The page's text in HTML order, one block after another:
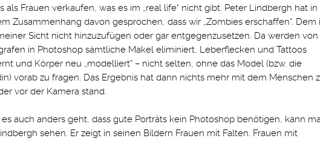
als Frauen verkaufen, was es im „real life“ nicht gibt. Peter Lindbergh hat in
Zusammenhang davon gesprochen, dass wir „Zombies erschaffen“. Dem
Sicht nicht hinzuzufügen oder gar entgegenzusetzen. Da werden von
in Photoshop sämtliche Makel eliminiert, Leberflecken und Tattoos
und Körper neu „modelliert“ – nicht selten, ohne das Model (bzw. die
vorab zu fragen. Das Ergebnis hat dann nichts mehr mit dem Menschen
vor der Kamera stand.
es auch anders geht, dass gute Porträts kein Photoshop benötigen, kann
sehen. Er zeigt in seinen Bildern Frauen mit Falten. Frauen mit